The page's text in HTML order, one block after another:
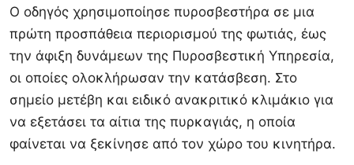
Ο οδηγός χρησιμοποίησε πυροσβεστήρα σε μια
πρώτη προσπάθεια περιορισμού της φωτιάς, έως
την άφιξη δυνάμεων της Πυροσβεστική Υπηρεσία,
οι οποίες ολοκλήρωσαν την κατάσβεση. Στο
σημείο μετέβη και ειδικό ανακριτικό κλιμάκιο για
να εξετάσει τα αίτια της πυρκαγιάς, η οποία
φαίνεται να ξεκίνησε από τον χώρο του κινητήρα.